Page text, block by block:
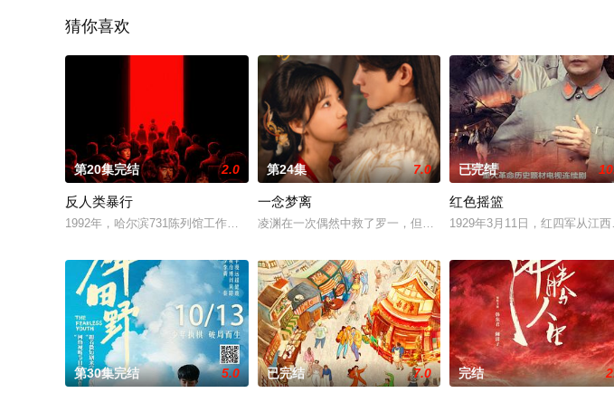
猜你喜欢
第20集完结 2.0
反人类暴行
1992年，哈尔滨731陈列馆工作人员小金在整理史料时，发现这段历史的记录残缺不全
第24集 7.0
一念梦离
凌渊在一次偶然中救了罗一，但罗一实为二皇子凌骁的棋子，目的
已完结
红色摇篮
1929年3月11日，红四军从江
第30集完结 5.0 已完结 7.0 完结